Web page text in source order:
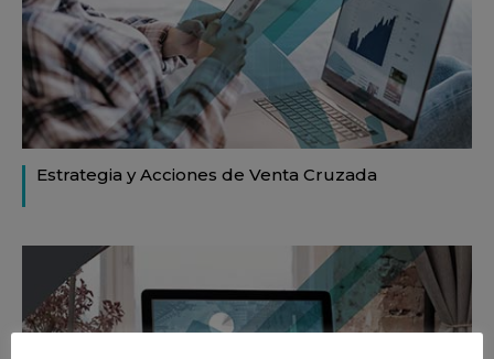
Estrategia y Acciones de Venta Cruzada